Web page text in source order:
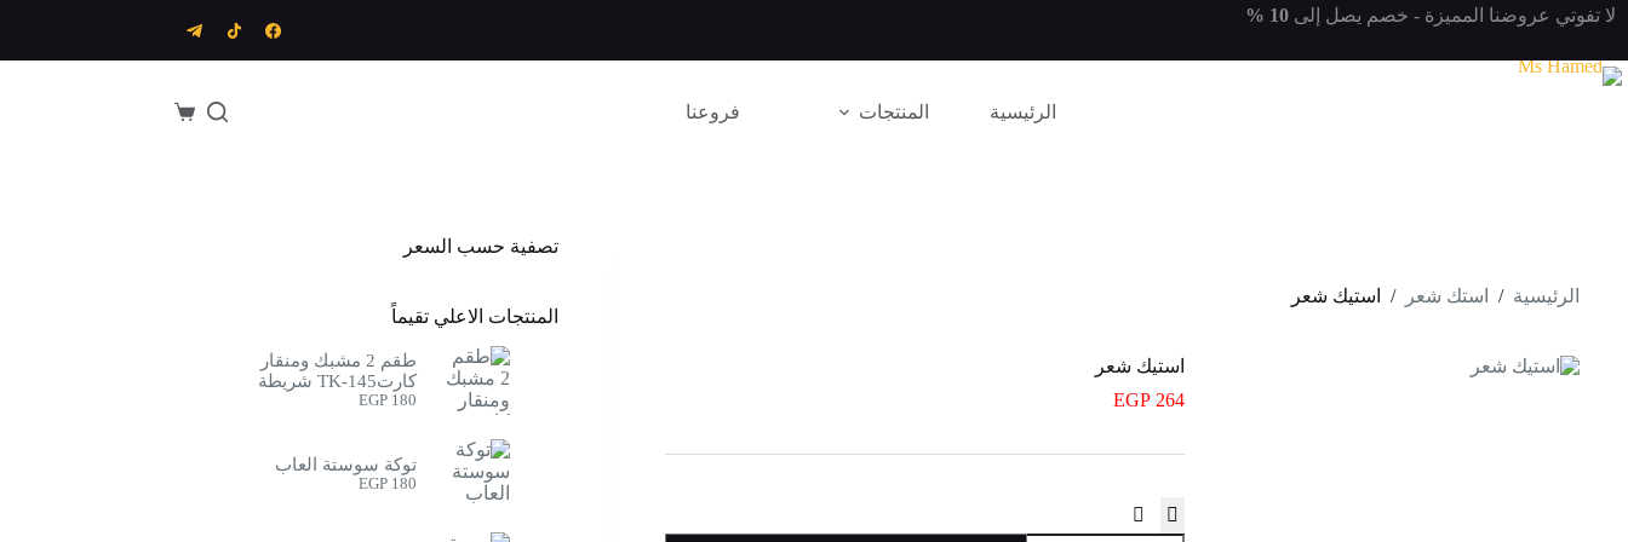
التجاوز
لا تفوتي عروضنا المميزة - خصم يصل إلى
الرئيسية المنتجات فروعنا
عربة
الرئيسية / استك شعر / استيك شعر
استيك شعر
EGP 264
تصفية حسب السعر
المنتجات الاعلي تقيماً
طقم 2 مشبك ومنقار
كارتTK-145 شريطة
EGP180
توكة سوستة العاب
EGP180